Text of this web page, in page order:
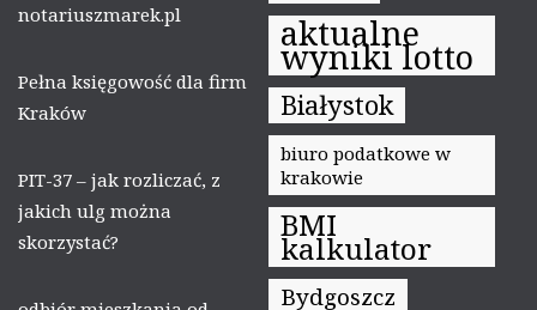
notariuszmarek.pl
Pełna księgowość dla firm
Kraków
PIT-37 – jak rozliczać, z
jakich ulg można
skorzystać?
aktualne
wyniki lotto
Białystok
biuro podatkowe w
krakowie
BMI
kalkulator
Bydgoszcz